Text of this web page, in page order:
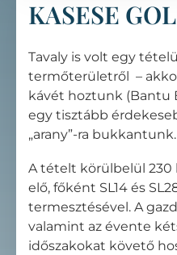
KASESE
Tavaly is volt egy
termőterületről –
kávét hoztunk (Bantu
egy tisztább
„arany”-ra bukkantunk.
A tételt körülbelül 230
elő, főként SL14 és
termesztésével. A
valamint az évente
időszakokat követő